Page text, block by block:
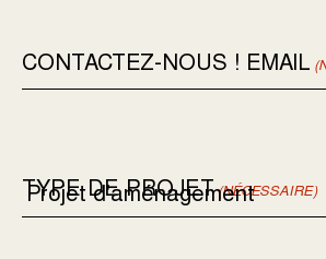
CONTACTEZ-NOUS ! EMAIL
TYPE DE PROJET(NÉCESSAIRE)